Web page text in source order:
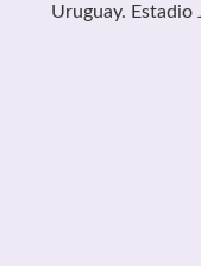
Uruguay. Estadio